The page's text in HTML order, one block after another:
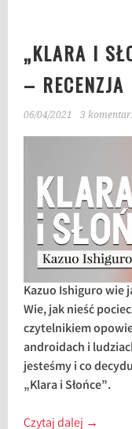
„KLARA I
– RECENZJA
06/04/2021 3
Kazuo Ishiguro wie
Wie, jak nieść
czytelnikiem
androidach i
jesteśmy i co
„Klara i Słońce”.
Czytaj dalej →